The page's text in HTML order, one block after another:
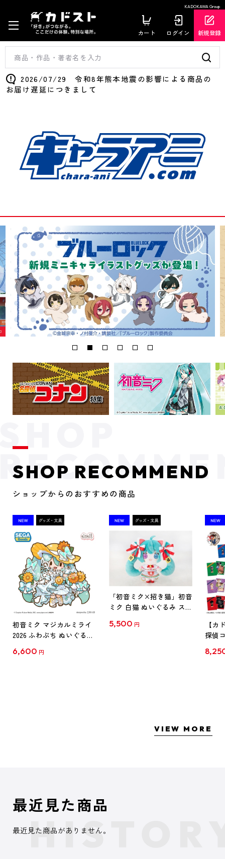
KADOKAWA Group
カート ログイン 新規登録
2026/07/29 令和8年熊本地震の影響による商品の
お届け遅延につきまして
SHOP RECOMMEND
ショップからのおすすめの商品
初音ミク マジカルミライ
2026 ふわぷち ぬいぐるみ
6,600 円
「初音ミク×招き猫」初音
ミク 白猫 ぬいぐるみ スタ
5,500 円
【カ
探偵
クリ
VIEW MORE
最近見た商品
最近見た商品がありません。